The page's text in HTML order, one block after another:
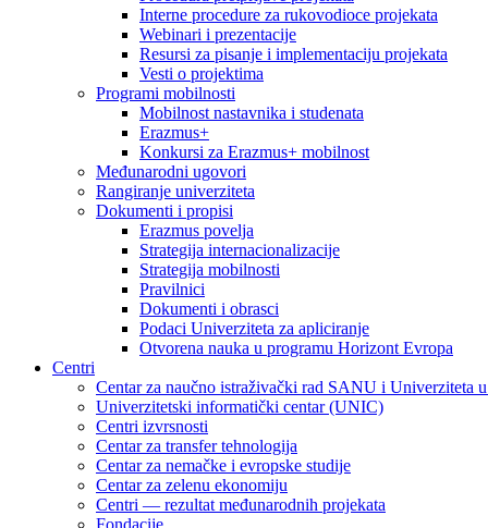
Interne procedure za rukovodioce projekata
Webinari i prezentacije
Resursi za pisanje i implementaciju projekata
Vesti o projektima
Programi mobilnosti
Mobilnost nastavnika i studenata
Erazmus+
Konkursi za Erazmus+ mobilnost
Međunarodni ugovori
Rangiranje univerziteta
Dokumenti i propisi
Erazmus povelja
Strategija internacionalizacije
Strategija mobilnosti
Pravilnici
Dokumenti i obrasci
Podaci Univerziteta za apliciranje
Otvorena nauka u programu Horizont Evropa
Centri
Centar za naučno istraživački rad SANU i Univerziteta
Univerzitetski informatički centar (UNIC)
Centri izvrsnosti
Centar za transfer tehnologija
Centar za nemačke i evropske studije
Centar za zelenu ekonomiju
Centri — rezultat međunarodnih projekata
Fondacije